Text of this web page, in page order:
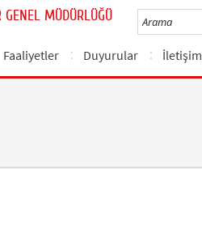
MÜDÜRLÜĞÜ
Faaliyetler Duyurular İletişim